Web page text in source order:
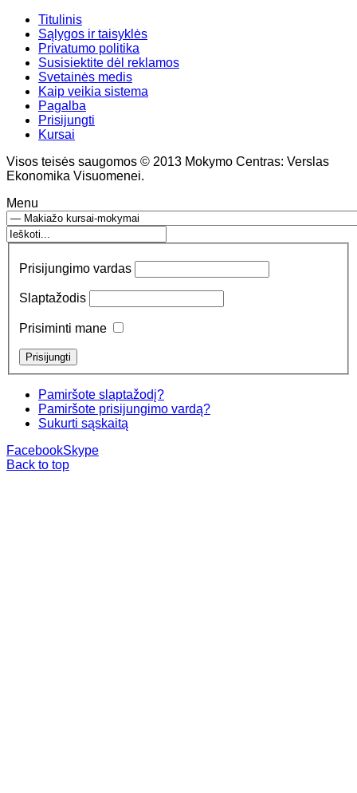
Titulinis
Sąlygos ir taisyklės
Privatumo politika
Susisiektite dėl reklamos
Svetainės medis
Kaip veikia sistema
Pagalba
Prisijungti
Kursai
Visos teisės saugomos © 2013 Mokymo Centras: Verslas
Ekonomika Visuomenei.
Menu
Prisijungimo vardas
Slaptažodis
Prisiminti mane
Pamiršote slaptažodį?
Pamiršote prisijungimo vardą?
Sukurti sąskaitą
FacebookSkype
Back to top